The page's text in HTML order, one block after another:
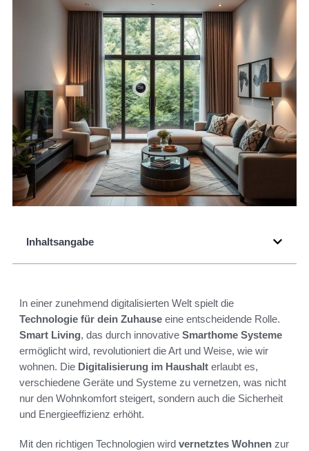
Inhaltsangabe
In einer zunehmend digitalisierten Welt spielt die
Technologie für dein Zuhause eine entscheidende Rolle.
Smart Living, das durch innovative Smarthome Systeme
ermöglicht wird, revolutioniert die Art und Weise, wie wir
wohnen. Die Digitalisierung im Haushalt erlaubt es,
verschiedene Geräte und Systeme zu vernetzen, was nicht
nur den Wohnkomfort steigert, sondern auch die Sicherheit
und Energieeffizienz erhöht.
Mit den richtigen Technologien wird vernetztes Wohnen zur